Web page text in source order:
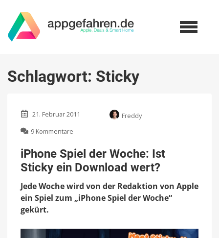
Schlagwort: Sticky
21. Februar 2011
Freddy
9 Kommentare
Spiel
der
Woche:
Sticky
ein
iPhone Spiel der Woche: Ist
Sticky ein Download wert?
Jede Woche wird von der Redaktion von Apple
ein Spiel zum „iPhone Spiel der Woche“
gekürt.